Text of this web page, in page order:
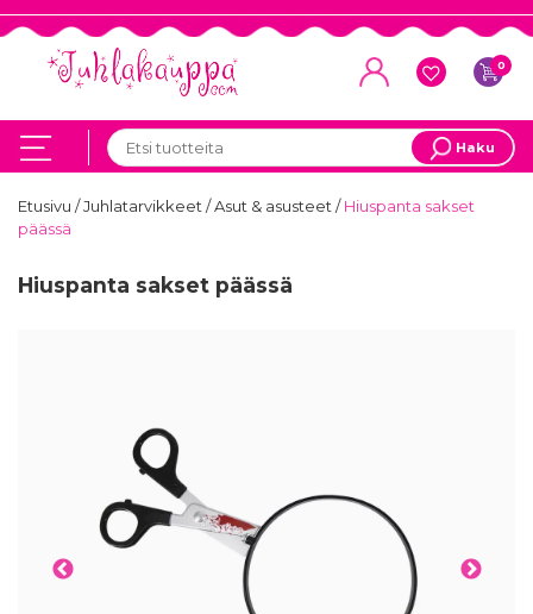
0
Haku
Etusivu /Juhlatarvikkeet/Asut & asusteet/Hiuspanta sakset
päässä
Hiuspanta sakset päässä